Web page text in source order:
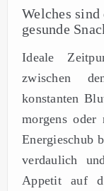
Welches
gesunde
Ideale
zwischen
konstanten
morgens oder
Energieschub
verdaulich
Appetit auf